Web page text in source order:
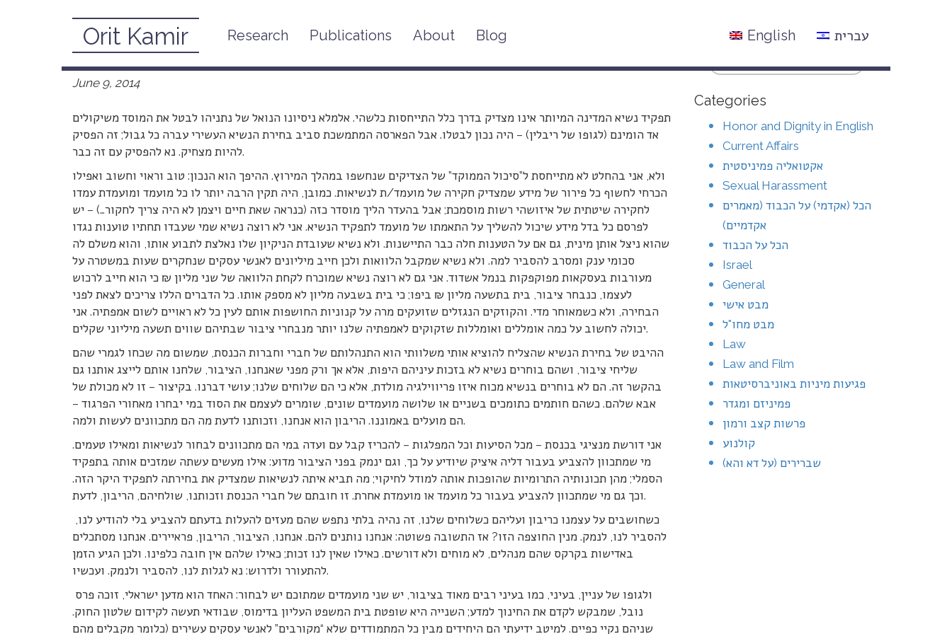
Orit Kamir Research Publications About Blog עברית English
June 9, 2014
תפקיד נשיא המדינה המיותר אינו מצדיק בדרך כלל התייחסות כלשהי. אלמלא ניסיונו הנואל של נתניהו לבטל את המוסד משיקולים
אד הומינם (לגופו של ריבלין) – היה נכון לבטלו. אבל הפארסה המתמשכת סביב בחירת הנשיא העשירי עברה כל גבול; זה הפסיק
להיות מצחיק. נא להפסיק עם זה כבר.
ולא, אני בהחלט לא מתייחסת ל”סיכול הממוקד” של הצדיקים שנחשפו במהלך המירוץ. ההיפך הוא הנכון: טוב וראוי וחשוב ואפילו
הכרחי לחשוף כל פירור של מידע שמצדיק חקירה של מועמד/ת לנשיאות. כמובן, היה תקין הרבה יותר לו כל מועמד ומועמדת עמדו
לחקירה שיטתית של איזושהי רשות מוסמכת; אבל בהעדר הליך מוסדר כזה (כנראה שאת חיים ויצמן לא היה צריך לחקור…) – יש
לפרסם כל בדל מידע שיכול להשליך על התאמתו של מועמד לתפקיד הנשיא. אני לא רוצה נשיא שמי שעבדו תחתיו טוענות נגדו
שהוא ניצל אותן מינית, גם אם על הטענות חלה כבר התיישנות. ולא נשיא שעובדת הניקיון שלו נאלצת לתבוע אותו, והוא משלם לה
סכומי ענק ומסרב להסביר למה. ולא נשיא שמקבל הלוואות ולכן חייב מיליונים לאנשי עסקים שנחקרים שעות במשטרה על
מעורבות בעסקאות מפוקפקות בנמל אשדוד. אני גם לא רוצה נשיא שמוכרח לקחת הלוואה של שני מליון ₪ כי הוא חייב לרכוש
לעצמו, כנבחר ציבור, בית בתשעה מליון ₪ ביפו; כי בית בשבעה מליון לא מספק אותו. כל הדברים הללו צריכים לצאת לפני
הבחירה, ולא כשמאוחר מדי. והקוזקים הנגזלים שזועקים מרה על קנוניות החושפות אותם לעין כל לא ראויים לשום אמפתיה. אני
יכולה לחשוב על כמה אומללים ואומללות שזקוקים לאמפתיה שלנו יותר מנבחרי ציבור שבתיהם שווים תשעה מיליוני שקלים.
ההיבט של בחירת הנשיא שהצליח להוציא אותי משלוותי הוא התנהלותם של חברי וחברות הכנסת, שמשום מה שכחו לגמרי שהם
שליחי ציבור, ושהם בוחרים נשיא לא בזכות עיניהם היפות, אלא אך ורק מפני שאנחנו, הציבור, שלחנו אותם לייצג אותנו גם
בהקשר זה. הם לא בוחרים בנשיא מכוח איזו פריווילגיה מולדת, אלא כי הם שלוחים שלנו; עושי דברנו. בקיצור – זו לא מכולת של
אבא שלהם. כשהם חותמים כתומכים בשניים או שלושה מועמדים שונים, שומרים לעצמם את הסוד במי יבחרו מאחורי הפרגוד –
הם מועלים באמוננו. הריבון הוא אנחנו, וזכותנו לדעת מה הם מתכוונים לעשות ולמה.
אני דורשת מנציגי בכנסת – מכל הסיעות וכל המפלגות – להכריז קבל עם ועדה במי הם מתכוונים לבחור לנשיאות ומאילו טעמים.
מי שמתכוון להצביע בעבור דליה איציק שיודיע על כך, וגם ינמק בפני הציבור מדוע: אילו מעשים עשתה שמזכים אותה בתפקיד
הסמלי; מהן תכונותיה התרומיות שהופכות אותה למודל לחיקוי; מה תביא איתה לנשיאות שמצדיק את בחירתה לתפקיד היקר הזה.
וכך גם מי שמתכוון להצביע בעבור כל מועמד או מועמדת אחרת. זו חובתם של חברי הכנסת וזכותנו, שולחיהם, הריבון, לדעת.
להסביר לנו, לנמק. מנין החוצפה הזו? אז התשובה פשוטה: אנחנו נותנים להם. אנחנו, הציבור, הריבון, פראיירים. אנחנו מסתכלים
באדישות בקרקס שהם מנהלים, לא מוחים ולא דורשים. כאילו שאין לנו זכות; כאילו שלהם אין חובה כלפינו. ולכן הגיע הזמן
להתעורר ולדרוש: נא לגלות לנו, להסביר ולנמק. ועכשיו.
נובל, שמבקש לקדם את החינוך למדע; השנייה היא שופטת בית המשפט העליון בדימוס, שבודאי תעשה לקידום שלטון החוק.
שניהם נקיי כפיים. למיטב ידיעתי הם היחידים מבין כל המתמודדים שלא “מקורבים” לאנשי עסקים עשירים (כלומר מקבלים מהם
Categories
Honor and Dignity in English
Current Affairs
אקטואליה פמיניסטית
Sexual Harassment
הכל (אקדמי) על הכבוד (מאמרים
אקדמיים)
הכל על הכבוד
Israel
General
מבט אישי
מבט מחו"ל
Law
Law and Film
פגיעות מיניות באוניברסיטאות
פמיניזם ומגדר
פרשות קצב ורמון
קולנוע
שברירים (על דא והא)